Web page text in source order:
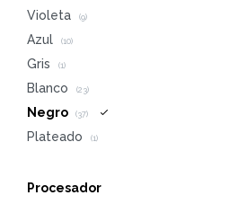
Violeta (9)
Azul (10)
Gris (1)
Blanco (23)
Negro (37)
Plateado (1)
Procesador